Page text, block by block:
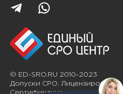
© ED-SRO.RU 2010-2023
Допуски СРО. Лицензирование.
Сертификация